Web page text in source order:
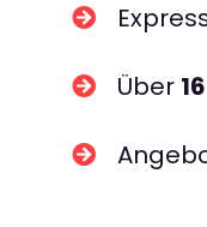
Über